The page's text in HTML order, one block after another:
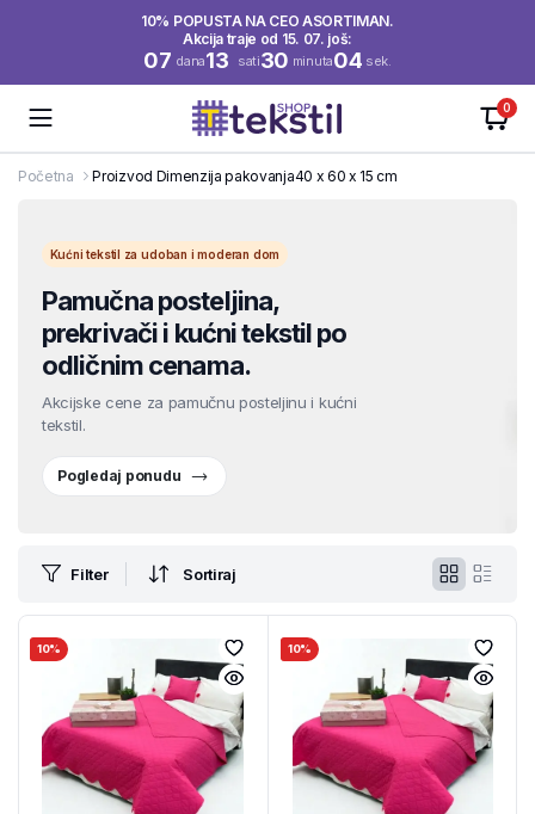
10% POPUSTA NA CEO ASORTIMAN.
Akcija traje od 15. 07. još:
07 dana13 sati30 minuta03 sek.
0
Početna Proizvod Dimenzija pakovanja40 x 60 x 15 cm
Kućni tekstil za udoban i moderan dom
Pamučna posteljina,
prekrivači i kućni tekstil po
odličnim cenama.
Akcijske cene za pamučnu posteljinu i kućni
tekstil.
Pogledaj ponudu
Filter Sortiraj
10% 10%